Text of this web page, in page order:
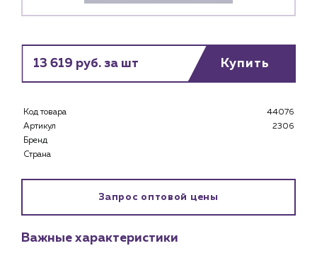
Клиентам
Снабженцам и подрядным организациям
13 619 руб. за шт Купить
Код товара
44076
Артикул
2306
Бренд
Страна
Запрос оптовой цены
Важные характеристики